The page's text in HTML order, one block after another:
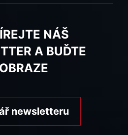
NÁŠ
A BUĎTE
newsletteru